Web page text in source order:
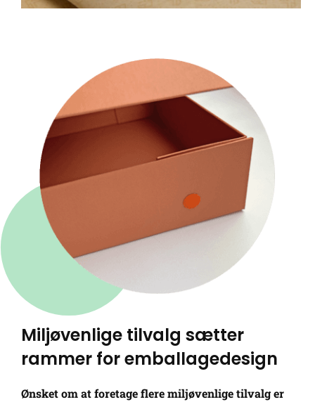
Miljøvenlige tilvalg sætter
rammer for emballagedesign
Ønsket om at foretage flere miljøvenlige tilvalg er